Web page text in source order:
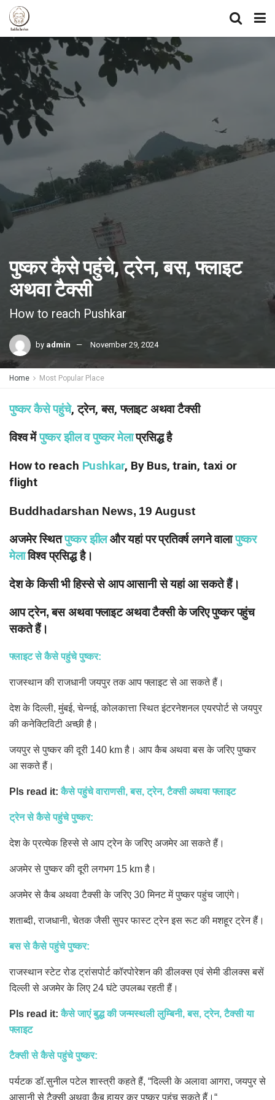
पुष्कर कैसे पहुंचे, ट्रेन, बस, फ्लाइट
अथवा टैक्सी
How to reach Pushkar
by admin November 29, 2024
Home Most Popular Place
पुष्कर कैसे पहुंचे, ट्रेन, बस, फ्लाइट अथवा टैक्सी
विश्व मेंपुष्कर झील व पुष्कर मेलाप्रसिद्ध है
How to reach Pushkar, By Bus, train, taxi or
flight
Buddhadarshan News, 19 August
अजमेर स्थितपुष्कर झीलऔर यहां पर प्रतिवर्ष लगने वालापुष्कर
मेलाविश्व प्रसिद्ध है।
देश के किसी भी हिस्से से आप आसानी से यहां आ सकते हैं।
आप ट्रेन, बस अथवा फ्लाइट अथवा टैक्सी के जरिए पुष्कर पहुंच
सकते हैं।
फ्लाइट से कैसे पहुंचे पुष्कर:
राजस्थान की राजधानी जयपुर तक आप फ्लाइट से आ सकते हैं।
देश के दिल्ली, मुंबई, चेन्नई, कोलकात्ता स्थित इंटरनेशनल एयरपोर्ट से जयपुर
की कनेक्टिविटी अच्छी है।
जयपुर से पुष्कर की दूरी 140 km है। आप कैब अथवा बस के जरिए पुष्कर
आ सकते हैं।
Pls read it:कैसे पहुंचे वाराणसी, बस, ट्रेन, टैक्सी अथवा फ्लाइट
ट्रेन से कैसे पहुंचे पुष्कर:
देश के प्रत्येक हिस्से से आप ट्रेन के जरिए अजमेर आ सकते हैं।
अजमेर से पुष्कर की दूरी लगभग 15 km है।
अजमेर से कैब अथवा टैक्सी के जरिए 30 मिनट में पुष्कर पहुंच जाएंगे।
शताब्दी, राजधानी, चेतक जैसी सुपर फास्ट ट्रेन इस रूट की मशहूर ट्रेन हैं।
बस से कैसे पहुंचे पुष्कर:
राजस्थान स्टेट रोड ट्रांसपोर्ट कॉरपोरेशन की डीलक्स एवं सेमी डीलक्स बसें
दिल्ली से अजमेर के लिए 24 घंटे उपलब्ध रहती हैं।
Pls read it:कैसे जाएं बुद्ध की जन्मस्थली लुम्बिनी, बस, ट्रेन, टैक्सी या
फ्लाइट
टैक्सी से कैसे पहुंचे पुष्कर:
पर्यटक डॉ.सुनील पटेल शास्त्री कहते हैं, “दिल्ली के अलावा आगरा, जयपुर से
आसानी से टैक्सी अथवा कैब हायर कर पुष्कर पहुंच सकते हैं।“